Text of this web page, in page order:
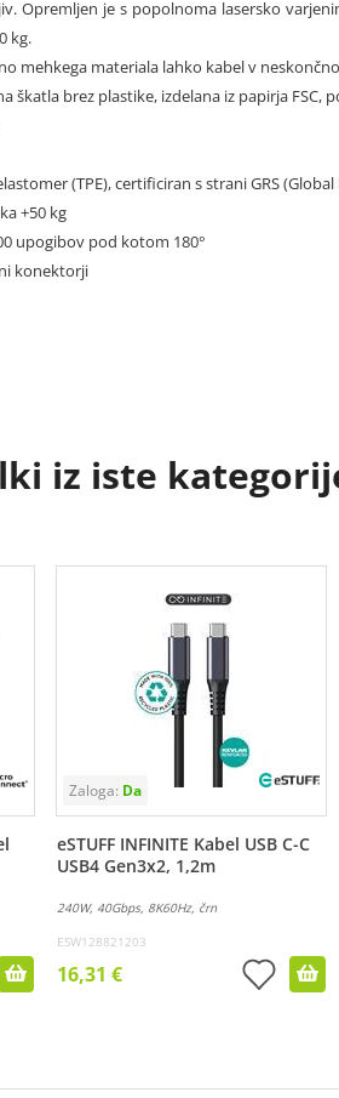
Opremljen je s popolnoma lasersko
kg.
mehkega materiala lahko kabel v
škatla brez plastike, izdelana iz papirja FSC,
(TPE), certificiran s strani GRS
+50 kg
upogibov pod kotom 180°
konektorji
iz iste
eSTUFF INFINITE Kabel USB C-C
USB4 Gen3x2, 1,2m
240W, 40Gbps, 8K60Hz, črn
ESW128821203
16,31 €